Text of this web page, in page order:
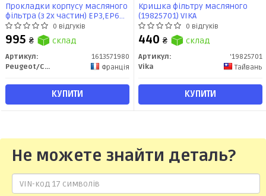
Прокладки корпусу масляного
фільтра (з 2х частин) EP3,EP6
(1613571980) Citroen/Peugeot
0 відгуків
995 ₴ склад
Артикул:
1613571980
Peugeot/Citroen
Франція
КУПИТИ
Кришка фільтру масляного
(19825701) VIKA
0 відгуків
440 ₴ склад
Артикул:
'19825701
Vika
Тайвань
КУПИТИ
Не можете знайти деталь?